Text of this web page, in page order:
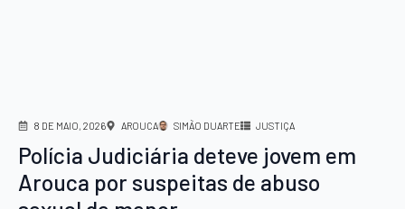
8 DE MAIO, 2026 AROUCA SIMÃO DUARTE JUSTIÇA
Polícia Judiciária deteve jovem em
Arouca por suspeitas de abuso